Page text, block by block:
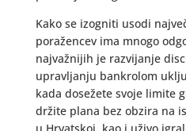
Kako se izogniti usodi
poražencev ima mnogo
najvažnijih je razvijanje
upravljanju bankrolom
kada dosežete svoje limite
držite plana bez obzira na